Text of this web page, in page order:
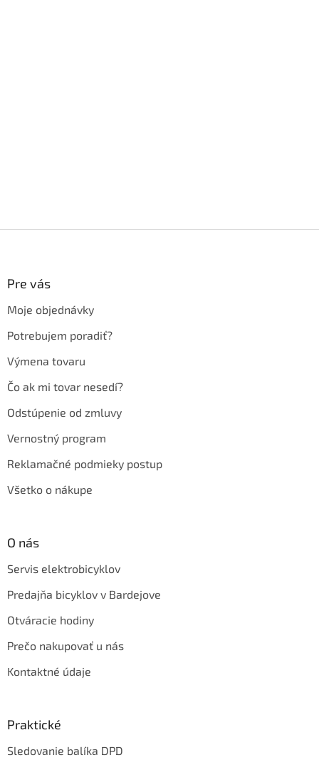
Pre vás
Moje objednávky
Potrebujem poradiť?
Výmena tovaru
Čo ak mi tovar nesedí?
Odstúpenie od zmluvy
Vernostný program
Reklamačné podmieky postup
Všetko o nákupe
O nás
Servis elektrobicyklov
Predajňa bicyklov v Bardejove
Otváracie hodiny
Prečo nakupovať u nás
Kontaktné údaje
Praktické
Sledovanie balíka DPD